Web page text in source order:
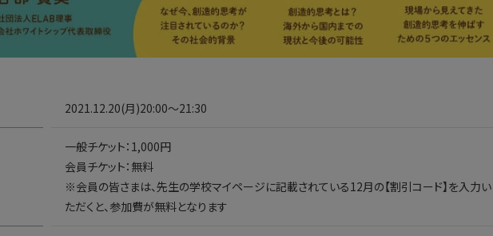
2021.12.20(月)20:00〜21:30
一般チケット：1,000円
会員チケット：無料
※会員の皆さまは、先生の学校マイページに記載されている12月の【割引コード】を入力い
ただくと、参加費が無料となります